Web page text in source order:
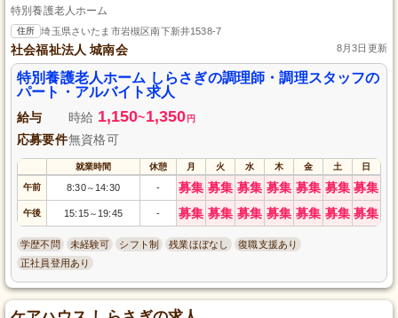
特別養護老人ホーム
住所 埼玉県さいたま市岩槻区南下新井1538-7
社会福祉法人 城南会 8月3日更新
特別養護老人ホーム しらさぎの調理師・調理スタッフの
パート・アルバイト求人
給与 時給 1,150~1,350 円
応募要件無資格可
就業時間 休憩 月 火 水 木 金 土 日
午前 8:30～ 14:30 - 募集 募集 募集 募集 募集 募集 募集
午後 15:15～ 19:45 - 募集 募集 募集 募集 募集 募集 募集
学歴不問 未経験可 シフト制 残業ほぼなし
復職支援あり
正社員登用あり